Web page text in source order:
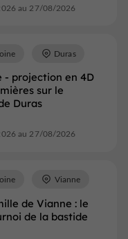
au 27/08/2026
- projection en 4D
sur le
Duras
Duras
au 27/08/2026
de Vianne : le
de la bastide
Vianne